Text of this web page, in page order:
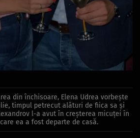
din închisoare, Elena Udrea vorbește
timpul petrecut alături de fiica sa și
l-a avut în creșterea micuței în
ea a fost departe de casă.